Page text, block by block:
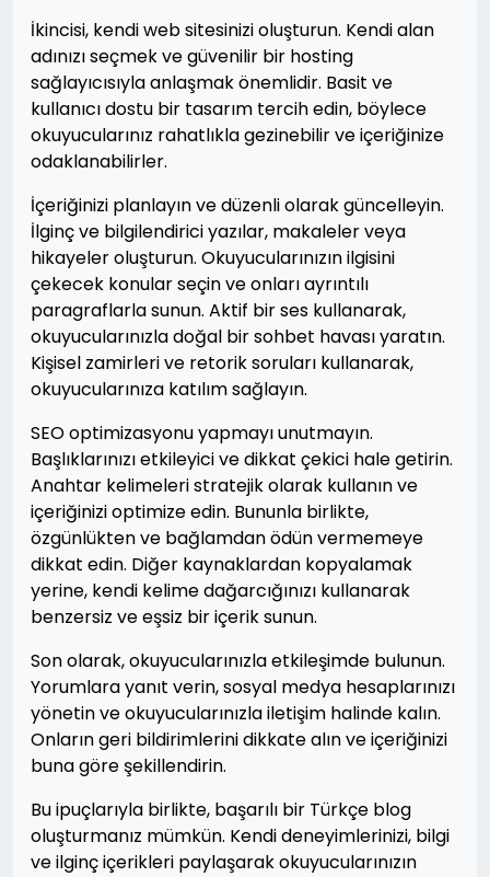
İkincisi, kendi web sitesinizi oluşturun. Kendi alan
adınızı seçmek ve güvenilir bir hosting
sağlayıcısıyla anlaşmak önemlidir. Basit ve
kullanıcı dostu bir tasarım tercih edin, böylece
okuyucularınız rahatlıkla gezinebilir ve içeriğinize
odaklanabilirler.
İçeriğinizi planlayın ve düzenli olarak güncelleyin.
İlginç ve bilgilendirici yazılar, makaleler veya
hikayeler oluşturun. Okuyucularınızın ilgisini
çekecek konular seçin ve onları ayrıntılı
paragraflarla sunun. Aktif bir ses kullanarak,
okuyucularınızla doğal bir sohbet havası yaratın.
Kişisel zamirleri ve retorik soruları kullanarak,
okuyucularınıza katılım sağlayın.
SEO optimizasyonu yapmayı unutmayın.
Başlıklarınızı etkileyici ve dikkat çekici hale getirin.
Anahtar kelimeleri stratejik olarak kullanın ve
içeriğinizi optimize edin. Bununla birlikte,
özgünlükten ve bağlamdan ödün vermemeye
dikkat edin. Diğer kaynaklardan kopyalamak
yerine, kendi kelime dağarcığınızı kullanarak
benzersiz ve eşsiz bir içerik sunun.
Son olarak, okuyucularınızla etkileşimde bulunun.
Yorumlara yanıt verin, sosyal medya hesaplarınızı
yönetin ve okuyucularınızla iletişim halinde kalın.
Onların geri bildirimlerini dikkate alın ve içeriğinizi
buna göre şekillendirin.
Bu ipuçlarıyla birlikte, başarılı bir Türkçe blog
oluşturmanız mümkün. Kendi deneyimlerinizi, bilgi
ve ilginç içerikleri paylaşarak okuyucularınızın